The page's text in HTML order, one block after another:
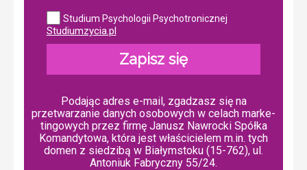
Studium Psychologii Psychotronicznej
Studiumzycia.pl
Zapisz się
Podając adres e-mail, zgadzasz się na
przetwarzanie danych osobowych w ce­lach mar­ke­
tin­go­wych przez firmę Janusz Nawrocki Spółka
Komandytowa, która jest właścicielem m.in. tych
domen z siedzibą w Białymstoku (15-762), ul.
Antoniuk Fabryczny 55/24.